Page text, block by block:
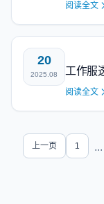
阅读全文
20
2025.08 工作服
阅读全文
上一页 1 ...